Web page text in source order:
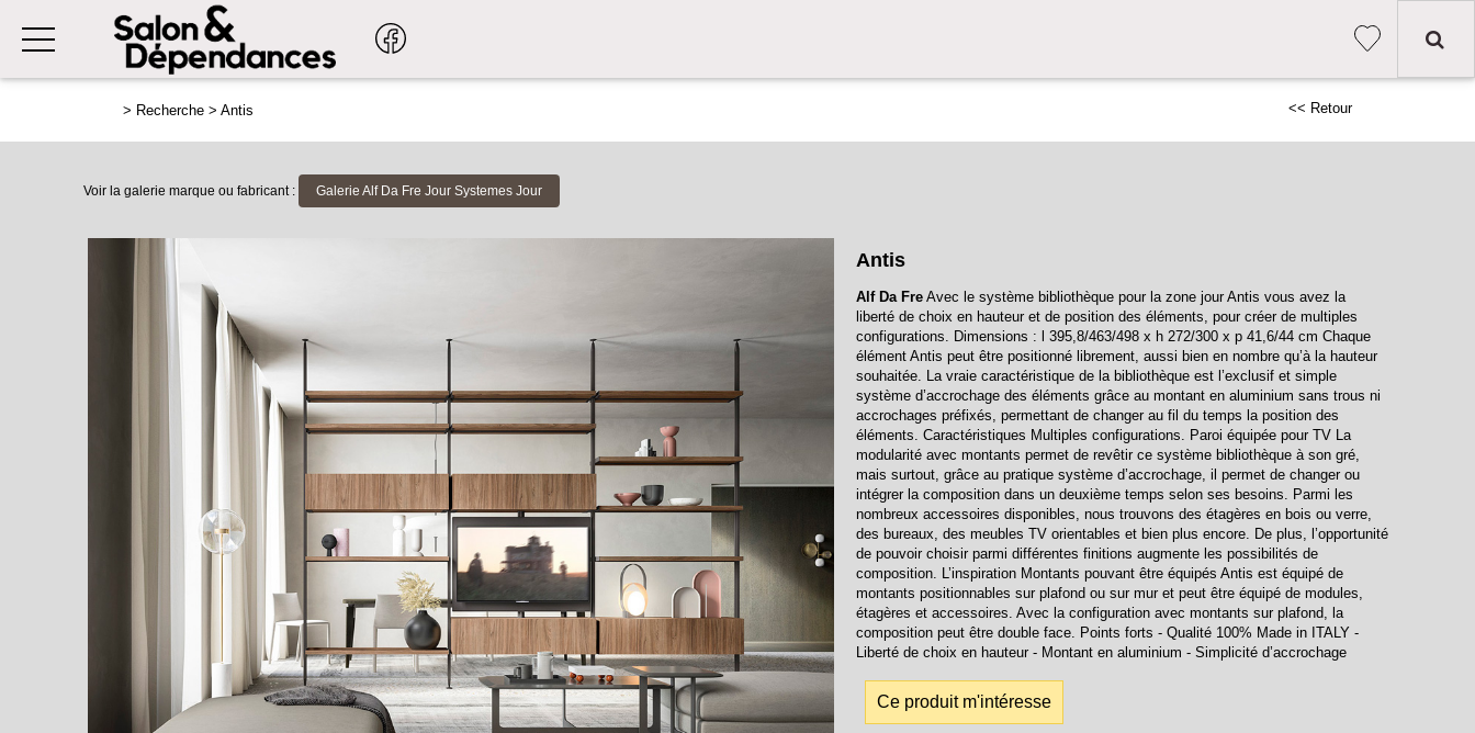
> Recherche > Antis << Retour
Voir la galerie marque ou fabricant : Galerie Alf Da Fre Jour Systemes Jour
Antis
Alf Da Fre Avec le système bibliothèque pour la zone jour Antis vous avez la
liberté de choix en hauteur et de position des éléments, pour créer de multiples
configurations. Dimensions : l 395,8/463/498 x h 272/300 x p 41,6/44 cm Chaque
élément Antis peut être positionné librement, aussi bien en nombre qu’à la hauteur
souhaitée. La vraie caractéristique de la bibliothèque est l’exclusif et simple
système d’accrochage des éléments grâce au montant en aluminium sans trous ni
accrochages préfixés, permettant de changer au fil du temps la position des
éléments. Caractéristiques Multiples configurations. Paroi équipée pour TV La
modularité avec montants permet de revêtir ce système bibliothèque à son gré,
mais surtout, grâce au pratique système d’accrochage, il permet de changer ou
intégrer la composition dans un deuxième temps selon ses besoins. Parmi les
nombreux accessoires disponibles, nous trouvons des étagères en bois ou verre,
des bureaux, des meubles TV orientables et bien plus encore. De plus, l’opportunité
de pouvoir choisir parmi différentes finitions augmente les possibilités de
composition. L’inspiration Montants pouvant être équipés Antis est équipé de
montants positionnables sur plafond ou sur mur et peut être équipé de modules,
étagères et accessoires. Avec la configuration avec montants sur plafond, la
composition peut être double face. Points forts - Qualité 100% Made in ITALY -
Liberté de choix en hauteur - Montant en aluminium - Simplicité d’accrochage
Ce produit m'intéresse